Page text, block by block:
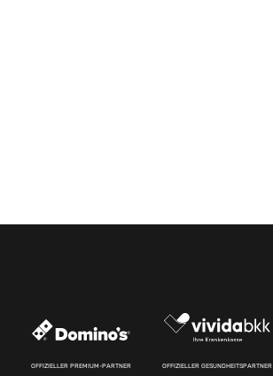
OFFIZIELLER PREMIUM-PARTNER OFFIZIELLER GESUNDHEITSPARTNER